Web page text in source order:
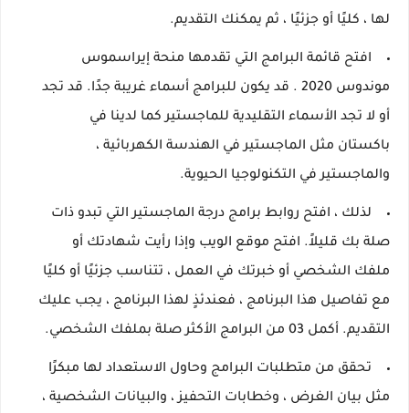
لها ، كليًا أو جزئيًا ، ثم يمكنك التقديم.
افتح قائمة البرامج التي تقدمها منحة إيراسموس
موندوس 2020
. قد يكون للبرامج أسماء غريبة جدًا. قد تجد
أو لا تجد الأسماء التقليدية للماجستير كما لدينا في
باكستان مثل الماجستير في الهندسة الكهربائية ،
والماجستير في التكنولوجيا الحيوية.
لذلك ، افتح روابط برامج درجة الماجستير التي تبدو ذات
صلة بك قليلاً. افتح موقع الويب وإذا رأيت شهادتك أو
ملفك الشخصي أو خبرتك في العمل ، تتناسب جزئيًا أو كليًا
مع تفاصيل هذا البرنامج ، فعندئذٍ لهذا البرنامج ، يجب عليك
التقديم. أكمل 03 من البرامج الأكثر صلة بملفك الشخصي.
تحقق من متطلبات البرامج وحاول الاستعداد لها مبكرًا
مثل بيان الغرض ، وخطابات التحفيز ، والبيانات الشخصية ،